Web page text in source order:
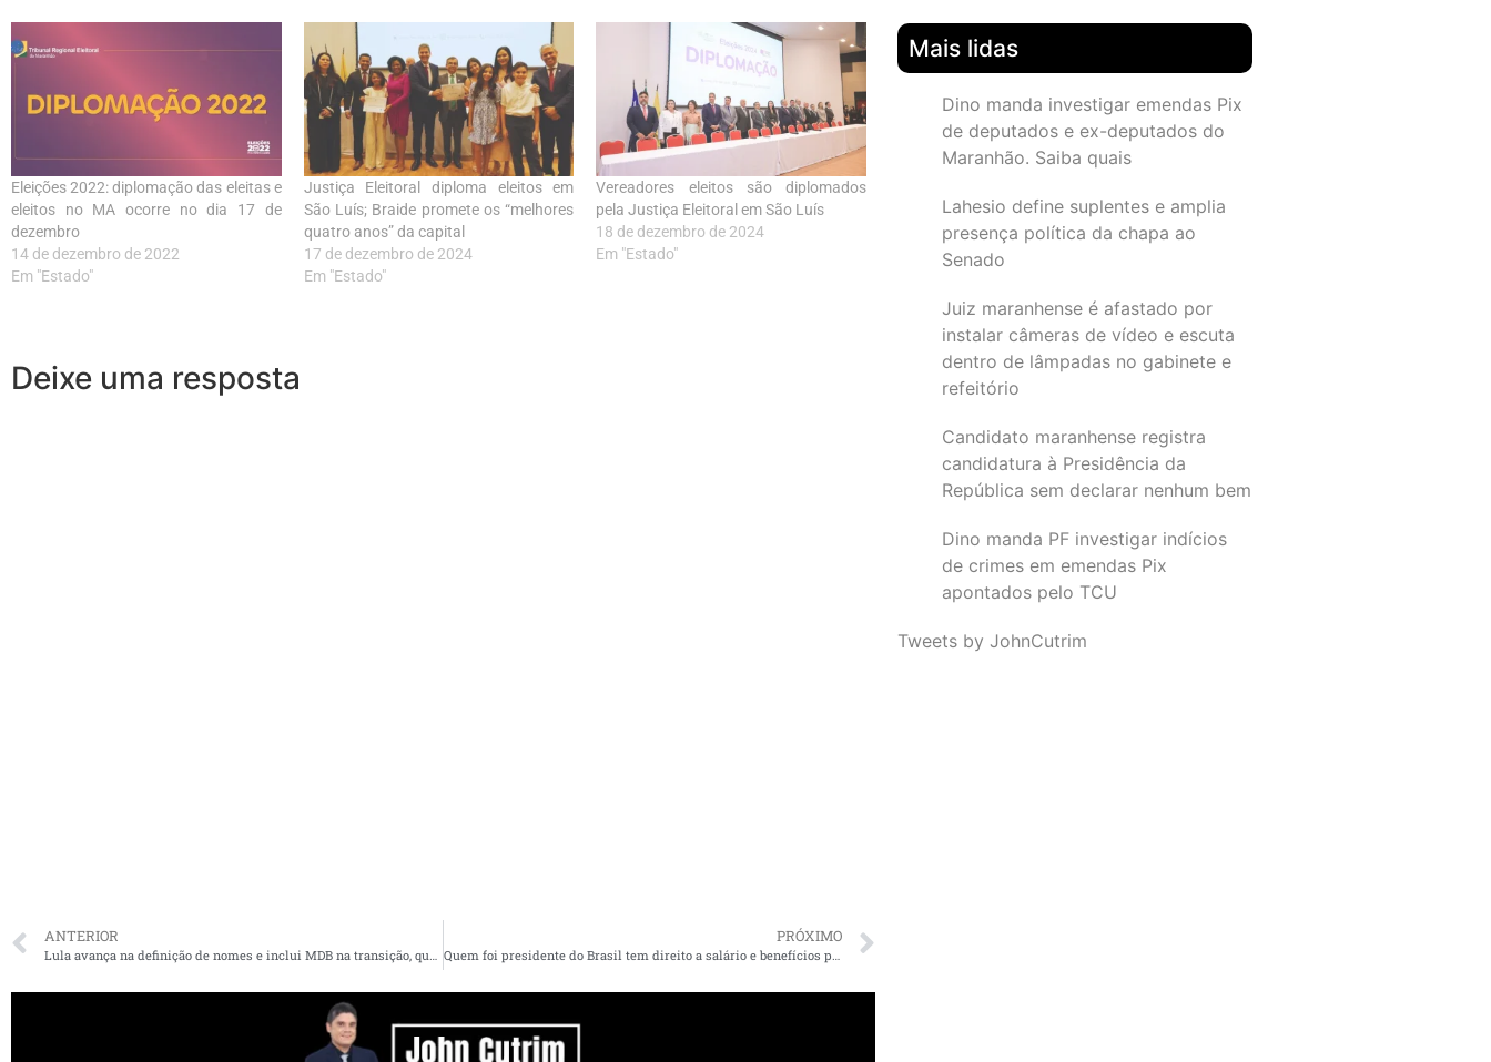
Eleições 2022: diplomação das eleitas e
eleitos no MA ocorre no dia 17 de
dezembro
14 de dezembro de 2022
Em "Estado"
Justiça Eleitoral diploma eleitos em
São Luís; Braide promete os “melhores
quatro anos” da capital
17 de dezembro de 2024
Em "Estado"
Vereadores eleitos são diplomados
pela Justiça Eleitoral em São Luís
18 de dezembro de 2024
Em "Estado"
Deixe uma resposta
ANTERIOR
Lula avança na definição de nomes e inclui MDB na transição, que terá primeira reunião nesta quinta-feira
PRÓXIMO
Quem foi presidente do Brasil tem direito a salário e benefícios para o resto da vida. Veja quais
Mais lidas
Dino manda investigar emendas Pix
de deputados e ex-deputados do
Maranhão. Saiba quais
Lahesio define suplentes e amplia
presença política da chapa ao
Senado
Juiz maranhense é afastado por
instalar câmeras de vídeo e escuta
dentro de lâmpadas no gabinete e
refeitório
Candidato maranhense registra
candidatura à Presidência da
República sem declarar nenhum bem
Dino manda PF investigar indícios
de crimes em emendas Pix
apontados pelo TCU
Tweets by JohnCutrim